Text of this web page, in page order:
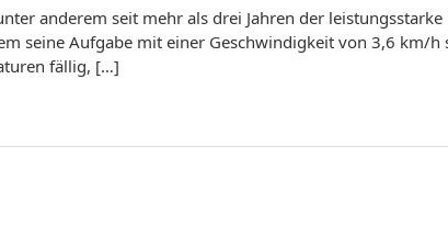
anderem seit mehr als drei Jahren der
seine Aufgabe mit einer Geschwindigkeit von 3,6 km/h
fällig, […]